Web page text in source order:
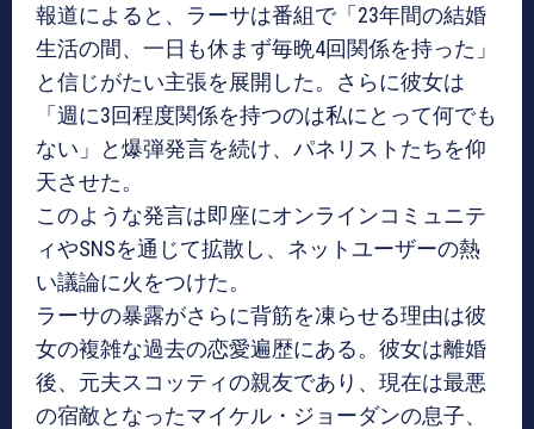
報道によると、ラーサは番組で「23年間の結婚
生活の間、一日も休まず毎晩4回関係を持った」
と信じがたい主張を展開した。さらに彼女は
「週に3回程度関係を持つのは私にとって何でも
ない」と爆弾発言を続け、パネリストたちを仰
天させた。
このような発言は即座にオンラインコミュニテ
ィやSNSを通じて拡散し、ネットユーザーの熱
い議論に火をつけた。
ラーサの暴露がさらに背筋を凍らせる理由は彼
女の複雑な過去の恋愛遍歴にある。彼女は離婚
後、元夫スコッティの親友であり、現在は最悪
の宿敵となったマイケル・ジョーダンの息子、